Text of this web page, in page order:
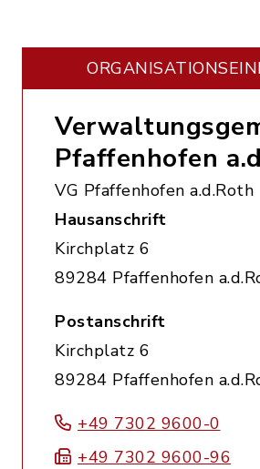
Pfaffenhofen
VG Pfaffenhofen a.d.Roth
Hausanschrift
Kirchplatz 6
89284 Pfaffenhofen
Postanschrift
Kirchplatz 6
89284 Pfaffenhofen
+49 7302 9600-0
+49 7302 9600-96